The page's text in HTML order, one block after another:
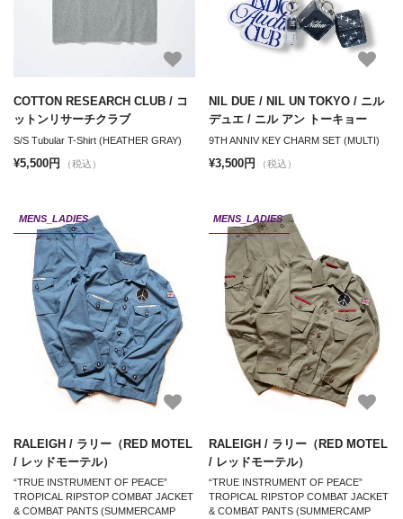
COTTON RESEARCH CLUB / コ
ットンリサーチクラブ
S/S Tubular T-Shirt (HEATHER GRAY)
¥5,500円 （税込）
NIL DUE / NIL UN TOKYO / ニル
デュエ / ニル アン トーキョー
9TH ANNIV KEY CHARM SET (MULTI)
¥3,500円 （税込）
MENS_LADIES
RALEIGH / ラリー（RED MOTEL
/ レッドモーテル）
“TRUE INSTRUMENT OF PEACE”
TROPICAL RIPSTOP COMBAT JACKET
& COMBAT PANTS (SUMMERCAMP
MENS_LADIES
RALEIGH / ラリー（RED MOTEL
/ レッドモーテル）
“TRUE INSTRUMENT OF PEACE”
TROPICAL RIPSTOP COMBAT JACKET
& COMBAT PANTS (SUMMERCAMP